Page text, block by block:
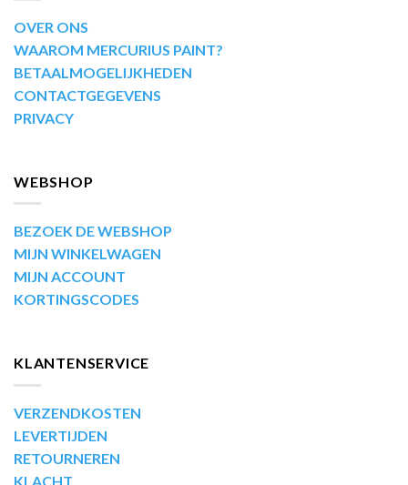
OVER ONS
WAAROM MERCURIUS PAINT?
BETAALMOGELIJKHEDEN
CONTACTGEGEVENS
PRIVACY
WEBSHOP
BEZOEK DE WEBSHOP
MIJN WINKELWAGEN
MIJN ACCOUNT
KORTINGSCODES
KLANTENSERVICE
VERZENDKOSTEN
LEVERTIJDEN
RETOURNEREN
KLACHT